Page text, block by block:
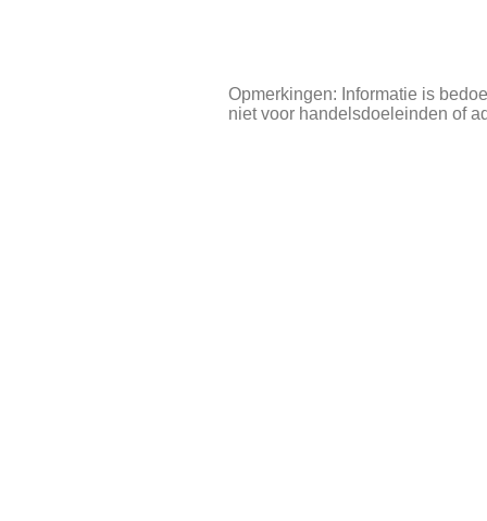
Opmerkingen: Informatie is
niet voor handelsdoeleinden of